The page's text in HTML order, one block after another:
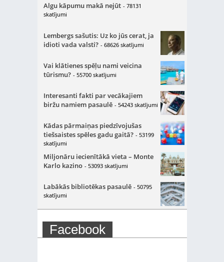
Algu kāpumu makā nejūt - 78131
skatījumi
Lembergs sašutis: Uz ko jūs cerat, ja
idioti vada valsti? - 68626 skatījumi
Vai klātienes spēļu nami veicina
tūrismu? - 55700 skatījumi
Interesanti fakti par vecākajiem
biržu namiem pasaulē - 54243 skatījumi
Kādas pārmaiņas piedzīvojušas
tiešsaistes spēles gadu gaitā? - 53199
skatījumi
Miljonāru iecienītākā vieta – Monte
Karlo kazino - 53093 skatījumi
Labākās bibliotēkas pasaulē - 50795
skatījumi
Facebook